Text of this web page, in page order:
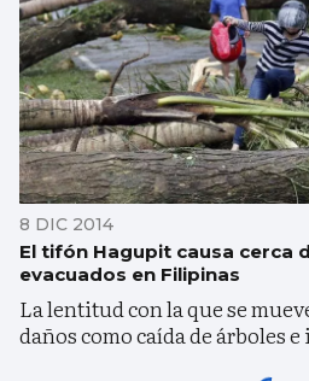
8 DIC 2014
El tifón Hagupit causa cerca
evacuados en Filipinas
La lentitud con la que se
daños como caída de árboles